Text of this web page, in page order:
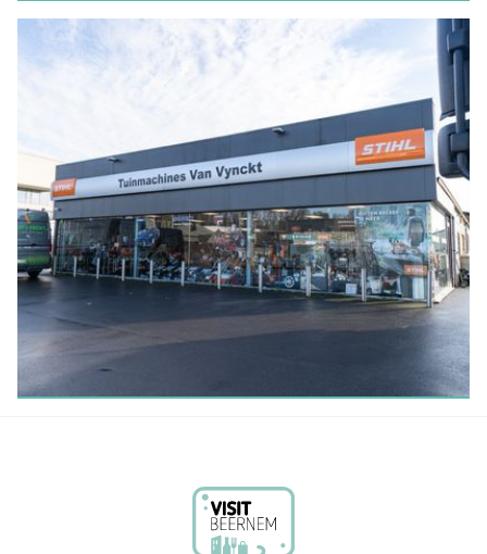
Oedelem tijdens de Eerste
Tuinmachines Van Vynckt